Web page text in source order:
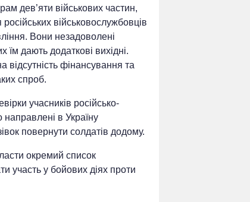
дев’яти військових частин,
військовослужбовців
Вони незадоволені
дають додаткові вихідні.
відсутність фінансування та
спроб.
учасників російсько-
направлені в Україну
повернути солдатів додому.
окремий список
участь у бойових діях проти